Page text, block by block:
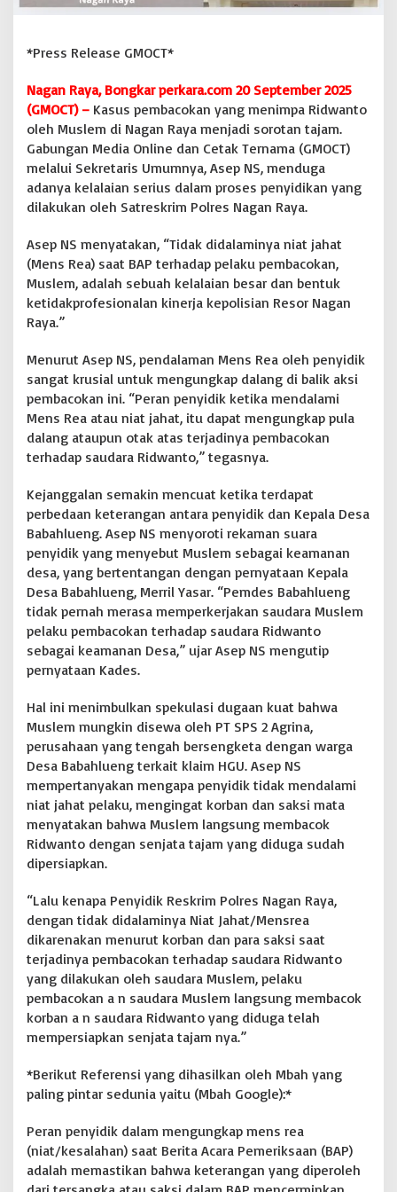
t
a
c
o
a
n
T
e
h
a
d
a
p
t
a
w
a
n
,
K
n
j
a
P
o
r
e
s
g
a
n
R
a
D
i
p
a
n
y
a
a
n
?
?
*Press Release GMOCT*
Nagan Raya, Bongkar perkara.com 20 September 2025
(GMOCT) – Kasus pembacokan yang menimpa Ridwanto
oleh Muslem di Nagan Raya menjadi sorotan tajam.
Gabungan Media Online dan Cetak Ternama (GMOCT)
melalui Sekretaris Umumnya, Asep NS, menduga
adanya kelalaian serius dalam proses penyidikan yang
dilakukan oleh Satreskrim Polres Nagan Raya.
Asep NS menyatakan, “Tidak didalaminya niat jahat
(Mens Rea) saat BAP terhadap pelaku pembacokan,
Muslem, adalah sebuah kelalaian besar dan bentuk
ketidakprofesionalan kinerja kepolisian Resor Nagan
Raya.”
Menurut Asep NS, pendalaman Mens Rea oleh penyidik
sangat krusial untuk mengungkap dalang di balik aksi
pembacokan ini. “Peran penyidik ketika mendalami
Mens Rea atau niat jahat, itu dapat mengungkap pula
dalang ataupun otak atas terjadinya pembacokan
terhadap saudara Ridwanto,” tegasnya.
Kejanggalan semakin mencuat ketika terdapat
perbedaan keterangan antara penyidik dan Kepala Desa
Babahlueng. Asep NS menyoroti rekaman suara
penyidik yang menyebut Muslem sebagai keamanan
desa, yang bertentangan dengan pernyataan Kepala
Desa Babahlueng, Merril Yasar. “Pemdes Babahlueng
tidak pernah merasa memperkerjakan saudara Muslem
pelaku pembacokan terhadap saudara Ridwanto
sebagai keamanan Desa,” ujar Asep NS mengutip
pernyataan Kades.
Hal ini menimbulkan spekulasi dugaan kuat bahwa
Muslem mungkin disewa oleh PT SPS 2 Agrina,
perusahaan yang tengah bersengketa dengan warga
Desa Babahlueng terkait klaim HGU. Asep NS
mempertanyakan mengapa penyidik tidak mendalami
niat jahat pelaku, mengingat korban dan saksi mata
menyatakan bahwa Muslem langsung membacok
Ridwanto dengan senjata tajam yang diduga sudah
dipersiapkan.
“Lalu kenapa Penyidik Reskrim Polres Nagan Raya,
dengan tidak didalaminya Niat Jahat/Mensrea
dikarenakan menurut korban dan para saksi saat
terjadinya pembacokan terhadap saudara Ridwanto
yang dilakukan oleh saudara Muslem, pelaku
pembacokan a n saudara Muslem langsung membacok
korban a n saudara Ridwanto yang diduga telah
mempersiapkan senjata tajam nya.”
*Berikut Referensi yang dihasilkan oleh Mbah yang
paling pintar sedunia yaitu (Mbah Google):*
Peran penyidik dalam mengungkap mens rea
(niat/kesalahan) saat Berita Acara Pemeriksaan (BAP)
adalah memastikan bahwa keterangan yang diperoleh